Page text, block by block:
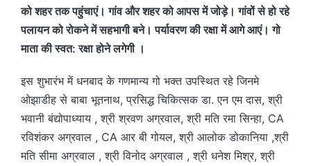
को शहर तक पहुंचाएं। गांव और शहर को आपस में जोड़े। गांवों से हो रहे
पलायन को रोकने में सहभागी बने। पर्यावरण की रक्षा में आगे आएं। गो
माता की स्वत: रक्षा होने लगेगी ।
इस शुभारंभ में धनबाद के गणमान्य गो भक्त उपस्थित रहे जिनमे
ओझाडीह से बाबा भूतनाथ, प्रसिद्ध चिकित्सक डा. एन एम दास, श्री
भवानी बंद्योपाध्याय , श्री श्रवण अग्रवाल, श्री मति रमा सिन्हा, CA
रविशंकर अग्रवाल , CA आर बी गोयल, श्री आलोक डोकानिया ,श्री
मति सीमा अग्रवाल , श्री विनोद अग्रवाल , श्री धनेश मिश्र, श्री